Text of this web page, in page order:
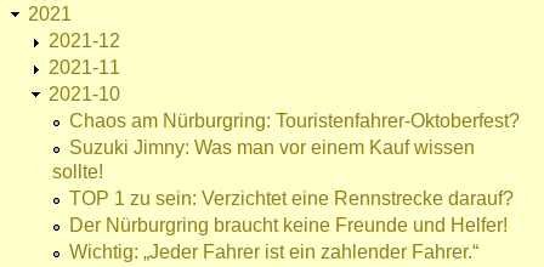
2021
2021-12
2021-11
2021-10
Chaos am Nürburgring: Touristenfahrer-Oktoberfest?
Suzuki Jimny: Was man vor einem Kauf wissen
sollte!
TOP 1 zu sein: Verzichtet eine Rennstrecke darauf?
Der Nürburgring braucht keine Freunde und Helfer!
Wichtig: „Jeder Fahrer ist ein zahlender Fahrer.“